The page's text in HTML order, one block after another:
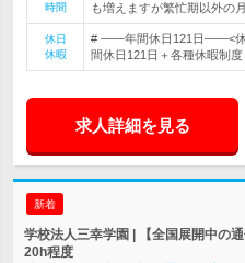
時間
も増えますが繁忙期以外の
休日
休暇
# ――年間休日121日――<休
間休日121日＋各種休暇制度
求人詳細を見る
新着
学校法人三幸学園 | 【全国展開中の
20h程度